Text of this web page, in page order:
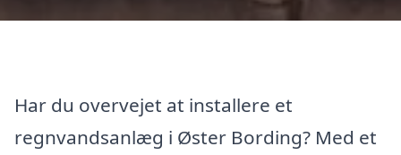
Har du overvejet at installere et
regnvandsanlæg i Øster Bording? Med et